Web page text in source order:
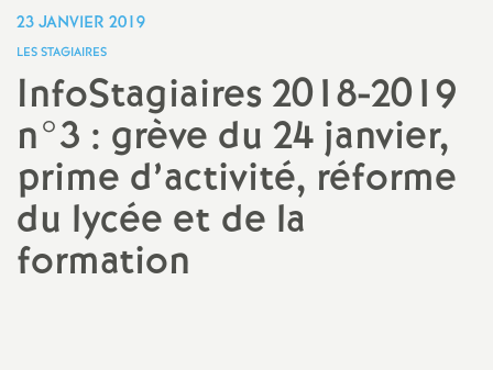
a
t
N
23 JANVIER 2019
LES STAGIAIRES
InfoStagiaires 2018-2019
n°3 : grève du 24 janvier,
prime d’activité, réforme
du lycée et de la
formation